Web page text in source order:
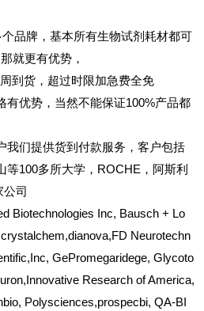
个品牌，基本所有生物试剂耗材都可
就更有优势，
到货，超过时限加急费全免
有优势，当然不能保证100%产品都
我们提供货到付款服务，客户包括
等100多所大学，ROCHE，阿斯利
公司
Biotechnologies Inc, Bausch + Lo
Neurotechn
GePromegaridege, Glycoto
Research of America,
Polysciences,prospecbi, QA-BI